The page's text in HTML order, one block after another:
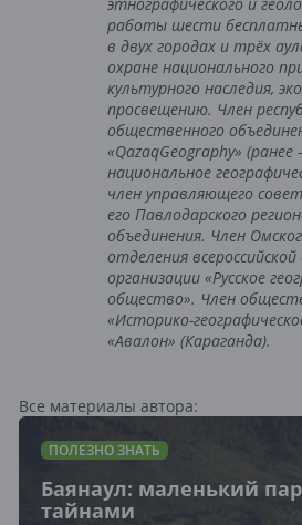
работы шести
в двух городах и трёх
охране национального
культурного наследия,
просвещению. Член
общественного
«QazaqGeography» (ранее
национальное
член управляющего
его Павлодарского
объединения. Член
отделения
организации «Русское
общество». Член
«Историко-
«Авалон» (Караганда).
Все материалы автора:
ПОЛЕЗНО ЗНАТЬ
Баянаул: маленький
тайнами